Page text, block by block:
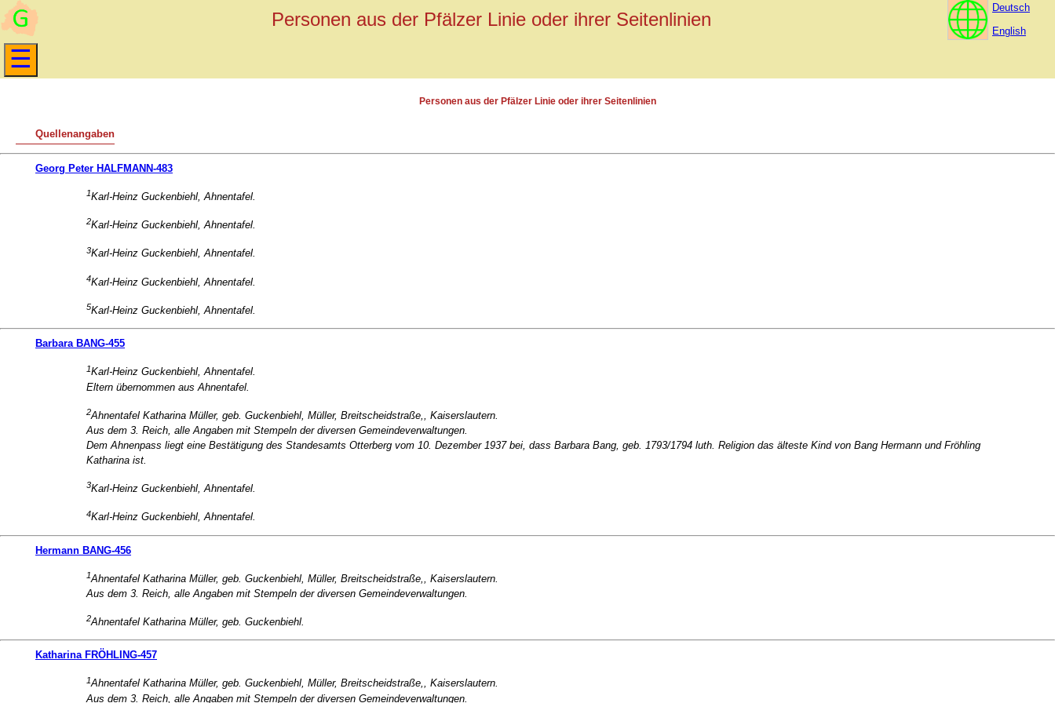
Personen aus der Pfälzer Linie oder ihrer Seitenlinien
Deutsch
English
Personen aus der Pfälzer Linie oder ihrer Seitenlinien
Quellenangaben
Georg Peter HALFMANN-483
1Karl-Heinz Guckenbiehl, Ahnentafel.
2Karl-Heinz Guckenbiehl, Ahnentafel.
3Karl-Heinz Guckenbiehl, Ahnentafel.
4Karl-Heinz Guckenbiehl, Ahnentafel.
5Karl-Heinz Guckenbiehl, Ahnentafel.
Barbara BANG-455
1Karl-Heinz Guckenbiehl, Ahnentafel.
Eltern übernommen aus Ahnentafel.
2Ahnentafel Katharina Müller, geb. Guckenbiehl, Müller, Breitscheidstraße,, Kaiserslautern.
Aus dem 3. Reich, alle Angaben mit Stempeln der diversen Gemeindeverwaltungen.
Dem Ahnenpass liegt eine Bestätigung des Standesamts Otterberg vom 10. Dezember 1937 bei, dass Barbara Bang, geb. 1793/1794 luth. Religion das älteste Kind von Bang Hermann und Fröhling
Katharina ist.
3Karl-Heinz Guckenbiehl, Ahnentafel.
4Karl-Heinz Guckenbiehl, Ahnentafel.
Hermann BANG-456
1Ahnentafel Katharina Müller, geb. Guckenbiehl, Müller, Breitscheidstraße,, Kaiserslautern.
Aus dem 3. Reich, alle Angaben mit Stempeln der diversen Gemeindeverwaltungen.
2Ahnentafel Katharina Müller, geb. Guckenbiehl.
Katharina FRÖHLING-457
1Ahnentafel Katharina Müller, geb. Guckenbiehl, Müller, Breitscheidstraße,, Kaiserslautern.
Aus dem 3. Reich, alle Angaben mit Stempeln der diversen Gemeindeverwaltungen.